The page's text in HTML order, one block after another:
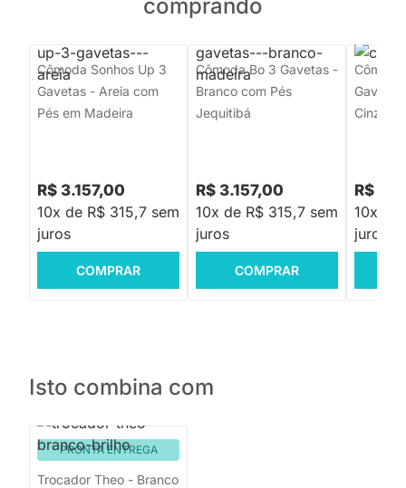
comprando
Cômoda Sonhos Up 3
Gavetas - Areia com
Pés em Madeira
R$ 3.157,00
10x de R$ 315,7 sem
juros
COMPRAR
Cômoda Bo 3 Gavetas -
Branco com Pés
Jequitibá
R$ 3.157,00
10x de R$ 315,7 sem
juros
COMPRAR
Cinza
R$
10x de
juros
Isto combina com
PRONTA ENTREGA
Trocador Theo - Branco